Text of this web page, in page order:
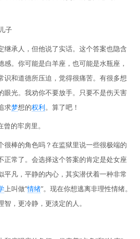
子
继承人，但他说了实话。这个答案也隐含
感。你可能是白羊座，也可能是水瓶座，
识和道德所压迫，觉得很痛苦。有很多想
眼光。我劝你不要放手。只要不是伤天害
求梦想的权利。算了吧！
的牢房里。
很棒的角色吗？在监狱里说一些很极端的
正常了。会选择这个答案的肯定是处女座
平凡，平静的内心，其实潜伏着一种非常
上叫做“情绪”。现在你想逃离非理性情绪。
，更冷静，更淡定的人。